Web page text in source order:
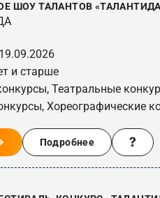
ШОУ ТАЛАНТОВ
и старше
Театральные
Хореографические
Подробнее